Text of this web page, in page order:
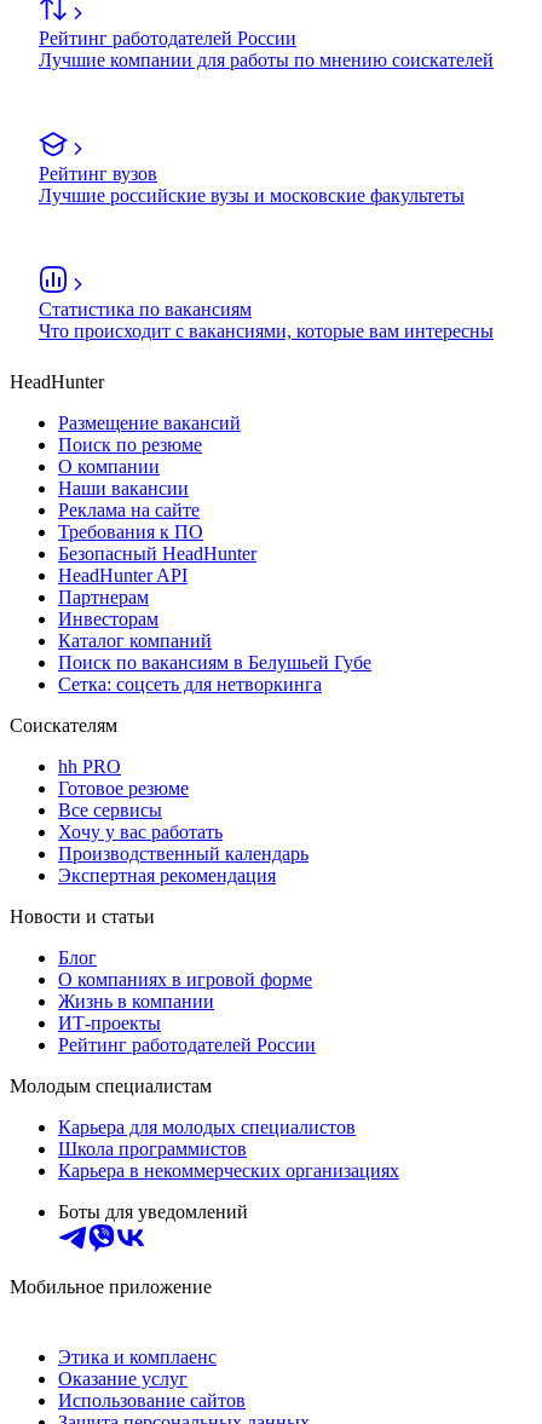
Рейтинг работодателей России
Лучшие компании для работы по мнению соискателей
Рейтинг вузов
Лучшие российские вузы и московские факультеты
Статистика по вакансиям
Что происходит с вакансиями, которые вам интересны
HeadHunter
Размещение вакансий
Поиск по резюме
О компании
Наши вакансии
Реклама на сайте
Требования к ПО
Безопасный HeadHunter
HeadHunter API
Партнерам
Инвесторам
Каталог компаний
Поиск по вакансиям в Белушьей Губе
Сетка: соцсеть для нетворкинга
Соискателям
hh PRO
Готовое резюме
Все сервисы
Хочу у вас работать
Производственный календарь
Экспертная рекомендация
Новости и статьи
Блог
О компаниях в игровой форме
Жизнь в компании
ИТ-проекты
Рейтинг работодателей России
Молодым специалистам
Карьера для молодых специалистов
Школа программистов
Карьера в некоммерческих организациях
Боты для уведомлений
Мобильное приложение
Этика и комплаенс
Оказание услуг
Использование сайтов